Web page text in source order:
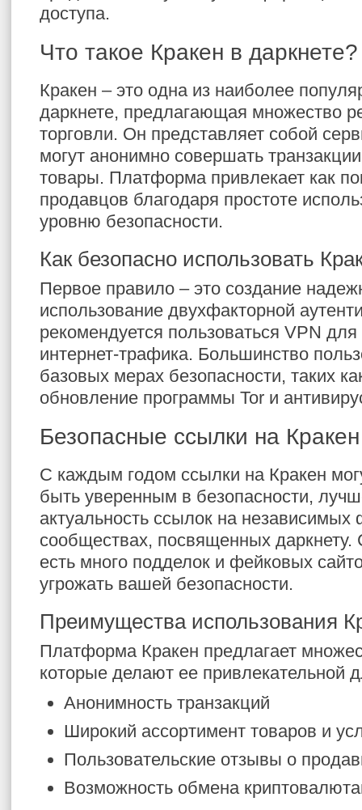
доступа.
Что такое Кракен в даркнете?
Кракен – это одна из наиболее
даркнете, предлагающая множество
торговли. Он представляет собой
могут анонимно совершать
товары. Платформа привлекает как
продавцов благодаря простоте
уровню безопасности.
Как безопасно использовать
Первое правило – это создание
использование двухфакторной
рекомендуется пользоваться VPN
интернет-трафика. Большинство
базовых мерах безопасности, таких
обновление программы Tor и
Безопасные ссылки на
С каждым годом ссылки на Кракен
быть уверенным в безопасности,
актуальность ссылок на независимых
сообществах, посвященных даркнету.
есть много подделок и фейковых
угрожать вашей безопасности.
Преимущества использования
Платформа Кракен предлагает
которые делают ее привлекательной
Анонимность транзакций
Широкий ассортимент товаров и
Пользовательские отзывы о
Возможность обмена